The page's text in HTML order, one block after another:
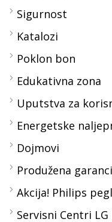
Sigurnost
Katalozi
Poklon bon
Edukativna zona
Uputstva za
Energetske
Dojmovi
Produžena
Akcija! Philips
Servisni Centri